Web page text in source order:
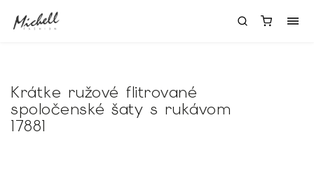
Krátke ružové flitrované
spoločenské šaty s rukávom
17881